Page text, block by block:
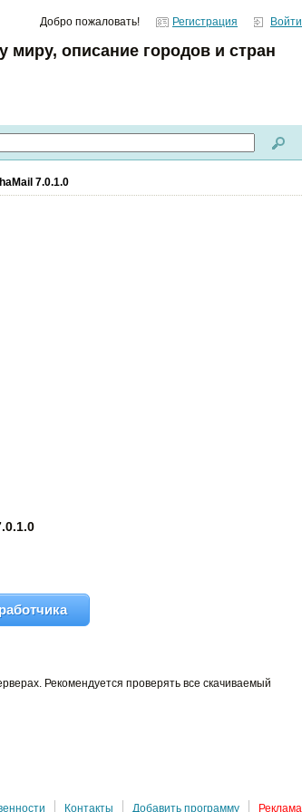
Добро пожаловать! Регистрация Войти
описание городов и стран
7.0.1.0
Рекомендуется проверять все скачиваемый
Контакты Добавить программу Реклама